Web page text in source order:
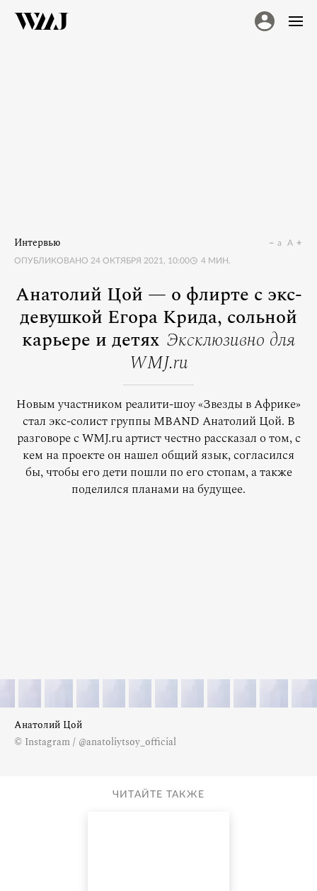
Интервью
ОПУБЛИКОВАНО 24 ОКТЯБРЯ 2021, 10:00 4 МИН.
a A
Анатолий Цой — о флирте с экс-
девушкой Егора Крида, сольной
карьере и детях Эксклюзивно для
WMJ.ru
Новым участником реалити-шоу «Звезды в Африке»
стал экс-солист группы MBAND Анатолий Цой. В
разговоре с WMJ.ru артист честно рассказал о том, с
кем на проекте он нашел общий язык, согласился
бы, чтобы его дети пошли по его стопам, а также
поделился планами на будущее.
Анатолий Цой
© Instagram / @anatoliytsoy_official
ЧИТАЙТЕ ТАКЖЕ